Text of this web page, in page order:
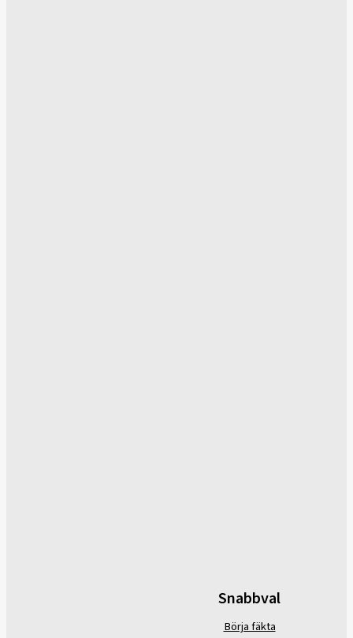
Snabbval
Börja fäkta